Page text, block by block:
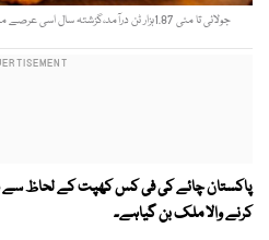
جولائی تا مئی 1.87ہزار ٹن درآمد،گزشتہ سال اسی عرصے میں 1.60لاکھ ٹن منگوائی گئی تھی۔ فوٹو : فائل
پاکستان چائے کی فی کس کھپت کے لحاظ سے
کرنے والا ملک بن گیاہے۔